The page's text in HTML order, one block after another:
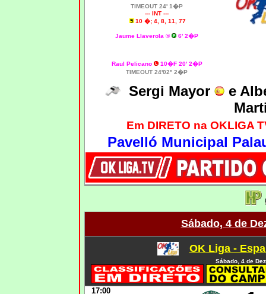
TIMEOUT 24' 1�P
--- INT ---
10 �; 4, 8, 11, 77
Jaume Llaverola ® 6' 2�P
Raul Pelicano
10�F 20' 2�P
TIMEOUT 24'02'' 2�P
Sergi Mayor
e
Em DIRETO na OKLIGA
Pavelló Municipal
Sábado, 4 de
OK Liga -
Sábado, 4 de
17:00